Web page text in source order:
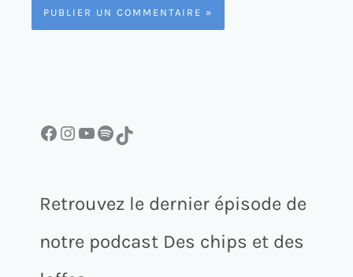
Facebook InstagramYouTube Spotify TikTok
Retrouvez le dernier épisode de
notre podcast Des chips et des